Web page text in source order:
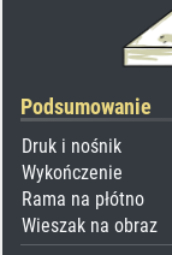
Podsumowanie
Druk i nośnik
Wykończenie
Rama na płótno
Wieszak na obraz